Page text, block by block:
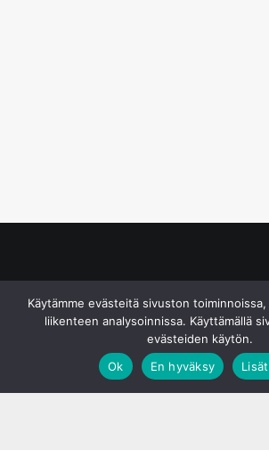
Käytämme evästeitä sivuston
liikenteen analysoinnissa. Käyttämällä
evästeiden käytön.
Ok
En hyväksy